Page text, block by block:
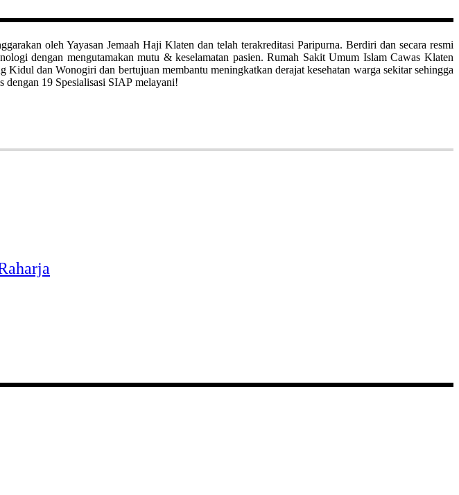
oleh Yayasan Jemaah Haji Klaten dan telah terakreditasi Paripurna. Berdiri dan secara resmi
dengan mengutamakan mutu & keselamatan pasien. Rumah Sakit Umum Islam Cawas Klaten
dan Wonogiri dan bertujuan membantu meningkatkan derajat kesehatan warga sekitar sehingga
dengan 19 Spesialisasi SIAP melayani!